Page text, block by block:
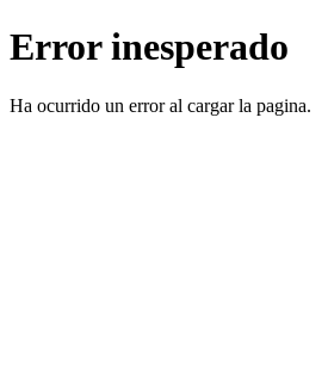
Error inesperado
Ha ocurrido un error al cargar la pagina.